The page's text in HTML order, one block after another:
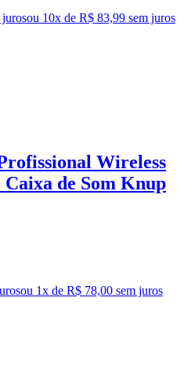
ou 10x de R$ 83,99 sem juros
Wireless
de Som Knup
ou 1x de R$ 78,00 sem juros